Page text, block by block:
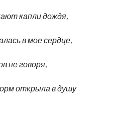
капли дождя,
в мое сердце,
не говоря,
открыла в душу